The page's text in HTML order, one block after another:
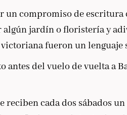
un compromiso de
algún jardín o floristería y
fueron un lenguaje
antes del vuelo de vuelta a
reciben cada dos sábados